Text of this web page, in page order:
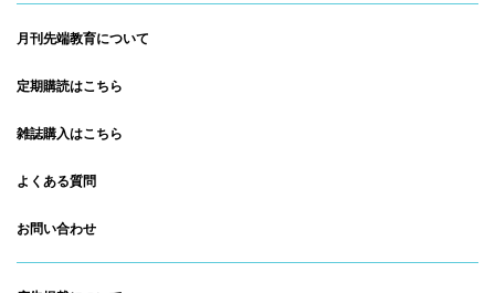
月刊先端教育について
定期購読はこちら
雑誌購入はこちら
よくある質問
お問い合わせ